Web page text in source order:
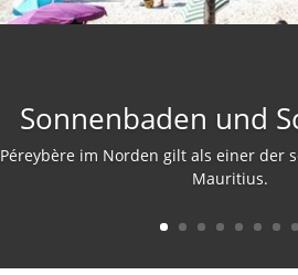
Sonnenbaden und
Péreybère im Norden gilt als einer der
Mauritius.